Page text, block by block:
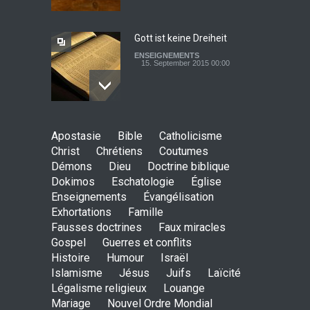
Gott ist keine Dreiheit
ENSEIGNEMENTS
15. September 2015 00:00
der heiligkeit ? - das auge
der wache-Dokimos n°2
ENSEIGNEMENTS
3. April 2014 00:00
Ein apokalyptisches Klima-
Dokimos n°2
ENSEIGNEMENTS
3. April 2014 00:00
Apostasie Bible
Catholicisme
Christ
Chrétiens
Coutumes
Démons
Dieu
Doctrine biblique
Dokimos
Eschatologie
Église
Enseignements
Évangélisation
Exhortations
Famille
Fausses doctrines
Faux miracles
Gospel
Guerres et conflits
Histoire
Humour
Israël
Islamisme
Jésus Juifs
Laïcité
Légalisme religieux
Louange
Mariage
Nouvel Ordre Mondial